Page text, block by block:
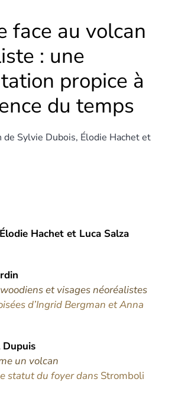
face au volcan
: une
propice à
du temps
de Sylvie Dubois, Élodie Hachetet
Élodie Hachet et Luca Salza
et visages néoréalistes
d’Ingrid Bergman et Anna
Dupuis
un volcan
statut du foyer dans Stromboli